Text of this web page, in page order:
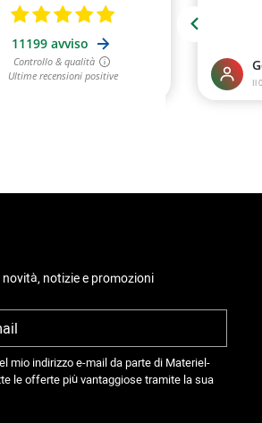
novità, notizie e promozioni
mio indirizzo e-mail da parte di Materiel-
le offerte più vantaggiose tramite la sua